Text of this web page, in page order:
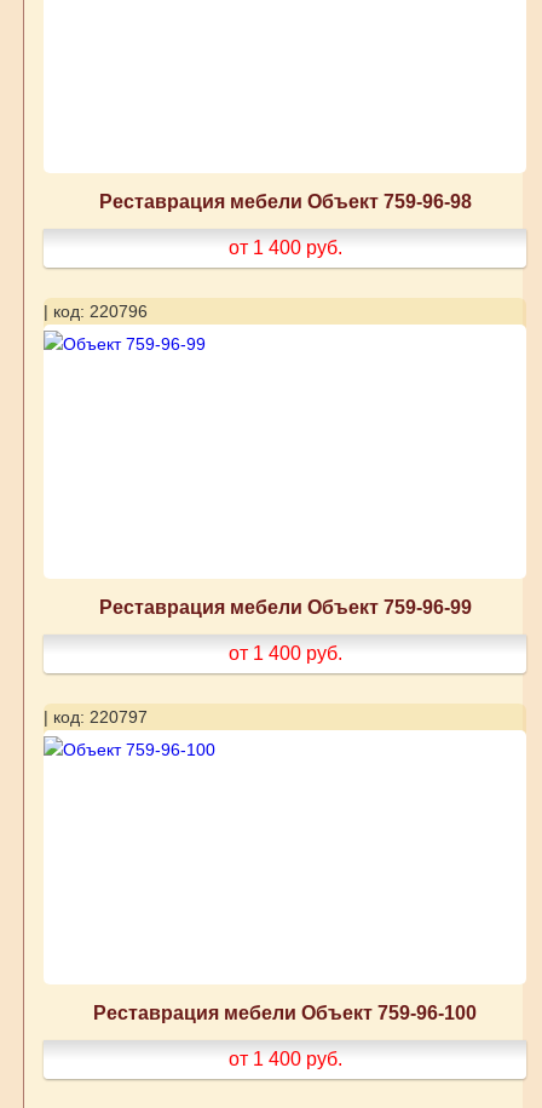
Реставрация мебели Объект 759-96-98
от 1 400 руб.
| код: 220796
Реставрация мебели Объект 759-96-99
от 1 400 руб.
| код: 220797
Реставрация мебели Объект 759-96-100
от 1 400 руб.